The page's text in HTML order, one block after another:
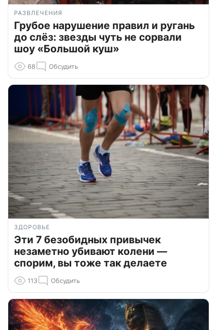
РАЗВЛЕЧЕНИЯ
Грубое нарушение правил и ругань
до слёз: звезды чуть не сорвали
шоу «Большой куш»
68 Обсудить
ЗДОРОВЬЕ
Эти 7 безобидных привычек
незаметно убивают колени —
спорим, вы тоже так делаете
113 Обсудить